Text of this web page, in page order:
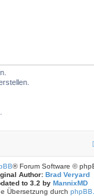
® Forum Software ©
Author: Brad Veryard
to 3.2 by MannixMD
Übersetzung durch